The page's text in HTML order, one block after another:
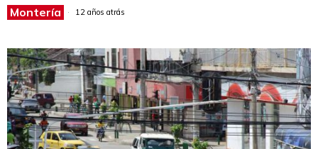
Montería 12 años atrás